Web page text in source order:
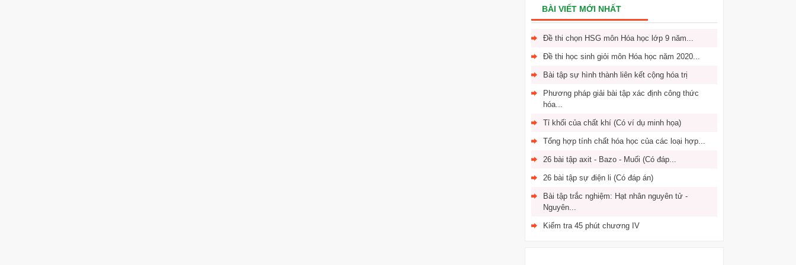
BÀI VIẾT MỚI NHẤT
Đề thi chọn HSG môn Hóa học lớp 9 năm...
Đề thi học sinh giỏi môn Hóa học năm 2020...
Bài tập sự hình thành liên kết cộng hóa trị
Phương pháp giải bài tập xác định công thức
hóa...
Tỉ khối của chất khí (Có ví dụ minh họa)
Tổng hợp tính chất hóa học của các loại hợp...
26 bài tập axit - Bazo - Muối (Có đáp...
26 bài tập sự điện li (Có đáp án)
Bài tập trắc nghiệm: Hạt nhân nguyên tử -
Nguyên...
Kiểm tra 45 phút chương IV